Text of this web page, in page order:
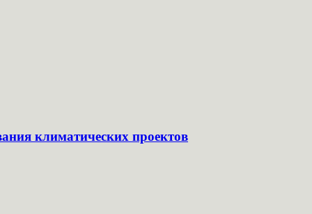
климатических проектов